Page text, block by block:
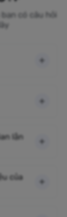
có câu hỏi
lận
của